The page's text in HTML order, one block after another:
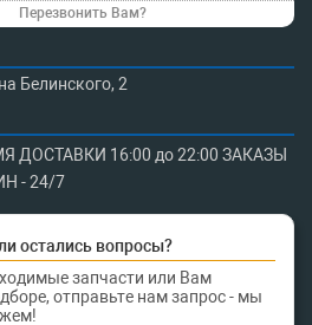
Перезвонить Вам?
Белинского, 2
ДОСТАВКИ 16:00 до 22:00 ЗАКАЗЫ
- 24/7
остались вопросы?
запчасти или Вам
отправьте нам запрос - мы